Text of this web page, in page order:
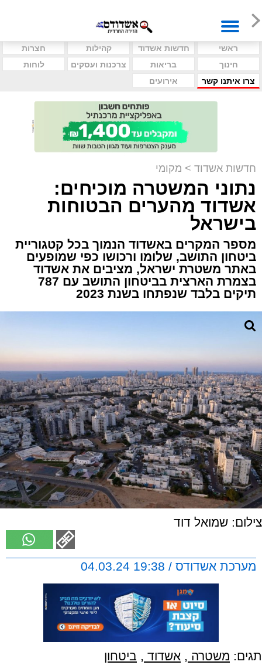
ראשי חדשות אשדוד קהילות
חצרות
חינוך
בריאות צרכנות ועסקים
לוחות
צרו איתנו קשר
אירועים
חדשות אשדוד > מקומי
נתוני המשטרה מוכיחים:
אשדוד מהערים הבטוחות
בישראל
מספר המקרים באשדוד הנמוך בכל קטגוריית
ביטחון התושב, שלומו ורכושו כפי שמופעים
באתר משטרת ישראל, מציבים את אשדוד
בצמרת הארצית בביטחון התושב עם 787
תיקים בלבד שנפתחו בשנת 2023
צילום: שמואל דוד
מערכת אשדודס / 19:38 04.03.24
תגים: משטרה , אשדוד , ביטחון